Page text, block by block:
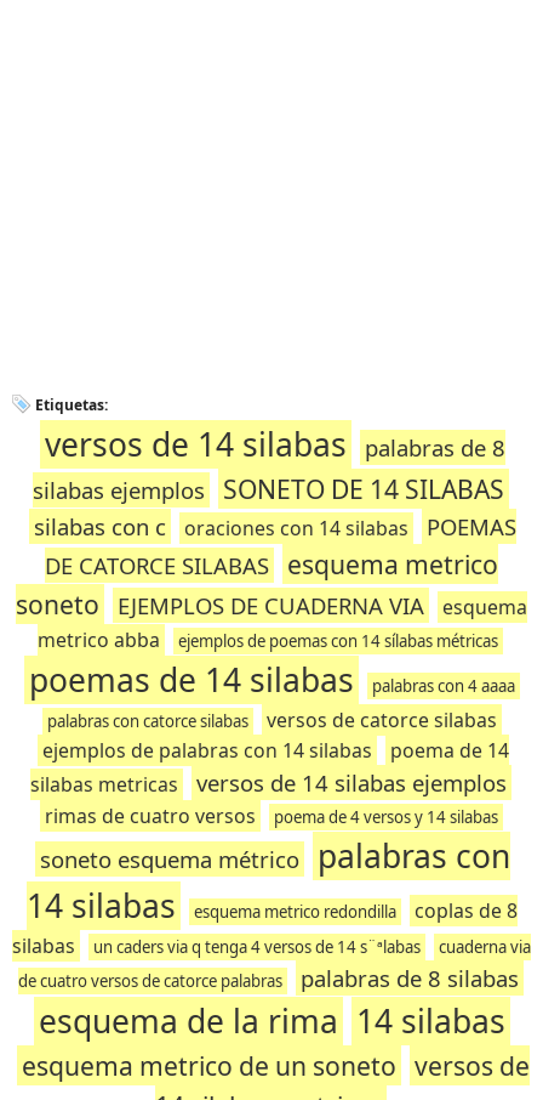
Etiquetas:
versos de 14 silabas
palabras de 8
silabas ejemplos
SONETO DE 14 SILABAS
silabas con c oraciones con 14 silabas
POEMAS
DE CATORCE SILABAS
esquema metrico
soneto
EJEMPLOS DE CUADERNA VIA
esquema
metrico abba
ejemplos de poemas con 14 sílabas métricas
poemas de 14 silabas
palabras con 4 aaaa
palabras con catorce silabas
versos de catorce silabas
ejemplos de palabras con 14 silabas
poema de 14
silabas metricas
versos de 14 silabas ejemplos
rimas de cuatro versos poema de 4 versos y 14 silabas
soneto esquema métrico
palabras con
14 silabas
esquema metrico redondilla
coplas de 8
silabas
un caders via q tenga 4 versos de 14 s¨ªlabas
cuaderna via
de cuatro versos de catorce palabras
palabras de 8 silabas
esquema de la rima 14 silabas
esquema metrico de un soneto versos de